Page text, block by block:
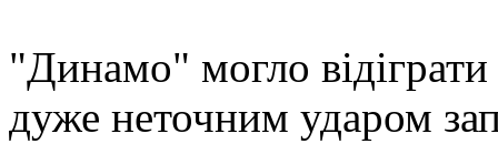
"Динамо" могло
дуже неточним ударом